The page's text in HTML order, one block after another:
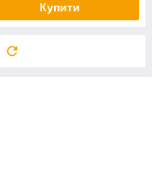
Купити